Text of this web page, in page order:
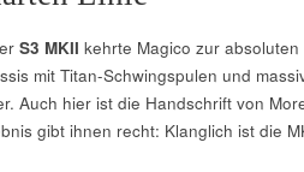
S3 MKII kehrte Magico zur absoluten
mit Titan-Schwingspulen und
Auch hier ist die Handschrift von
gibt ihnen recht: Klanglich ist die